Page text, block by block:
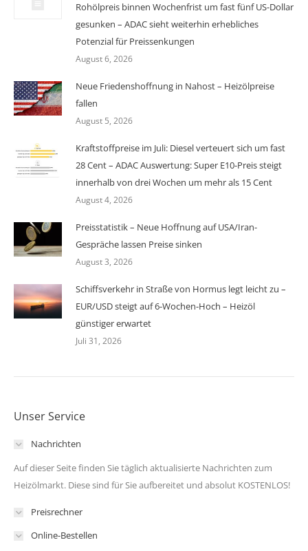
Rohölpreis binnen Wochenfrist um fast fünf US-Dollar
gesunken – ADAC sieht weiterhin erhebliches
Potenzial für Preissenkungen
August 6, 2026
Neue Friedenshoffnung in Nahost – Heizölpreise
fallen
August 5, 2026
Kraftstoffpreise im Juli: Diesel verteuert sich um fast
28 Cent – ADAC Auswertung: Super E10-Preis steigt
innerhalb von drei Wochen um mehr als 15 Cent
August 4, 2026
Preisstatistik – Neue Hoffnung auf USA/Iran-
Gespräche lassen Preise sinken
August 3, 2026
Schiffsverkehr in Straße von Hormus legt leicht zu –
EUR/USD steigt auf 6-Wochen-Hoch – Heizöl
günstiger erwartet
Juli 31, 2026
Unser Service
Nachrichten
Auf dieser Seite finden Sie täglich aktualisierte Nachrichten zum
Heizölmarkt. Diese sind für Sie aufbereitet und absolut KOSTENLOS!
Preisrechner
Online-Bestellen